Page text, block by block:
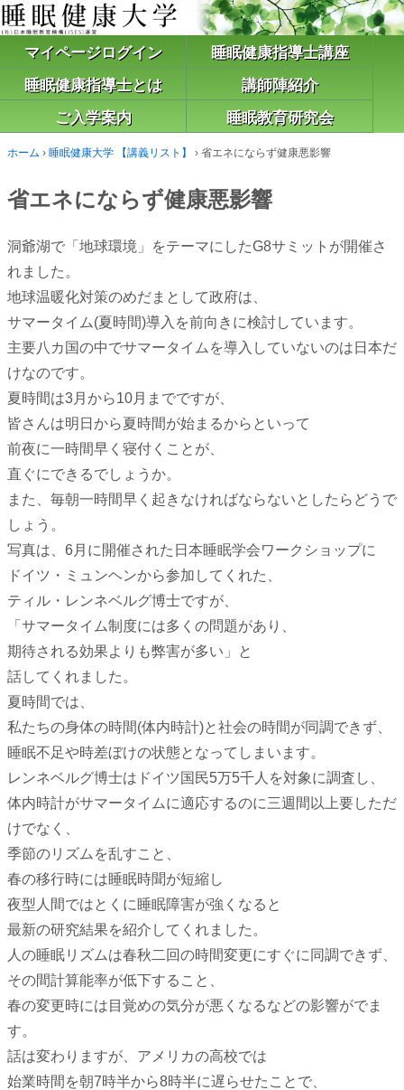
マイページログイン
睡眠健康指導士講座
睡眠健康指導士とは
講師陣紹介
ご入学案内
睡眠教育研究会
ホーム › 睡眠健康大学 【講義リスト】 › 省エネにならず健康悪影響
省エネにならず健康悪影響
洞爺湖で「地球環境」をテーマにしたG8サミットが開催さ
れました。
地球温暖化対策のめだまとして政府は、
サマータイム(夏時間)導入を前向きに検討しています。
主要八カ国の中でサマータイムを導入していないのは日本だ
けなのです。
夏時間は3月から10月までですが、
皆さんは明日から夏時間が始まるからといって
前夜に一時間早く寝付くことが、
直ぐにできるでしょうか。
また、毎朝一時間早く起きなければならないとしたらどうで
しょう。
写真は、6月に開催された日本睡眠学会ワークショップに
ドイツ・ミュンヘンから参加してくれた、
ティル・レンネベルグ博士ですが、
「サマータイム制度には多くの問題があり、
期待される効果よりも弊害が多い」と
話してくれました。
夏時間では、
私たちの身体の時間(体内時計)と社会の時間が同調できず、
睡眠不足や時差ぼけの状態となってしまいます。
レンネベルグ博士はドイツ国民5万5千人を対象に調査し、
体内時計がサマータイムに適応するのに三週間以上要しただ
けでなく、
季節のリズムを乱すこと、
春の移行時には睡眠時聞が短縮し
夜型人間ではとくに睡眠障害が強くなると
最新の研究結果を紹介してくれました。
人の睡眠リズムは春秋二回の時間変更にすぐに同調できず、
その間計算能率が低下すること、
春の変更時には目覚めの気分が悪くなるなどの影響がでま
す。
話は変わりますが、アメリカの高校では
始業時間を朝7時半から8時半に遅らせたことで、